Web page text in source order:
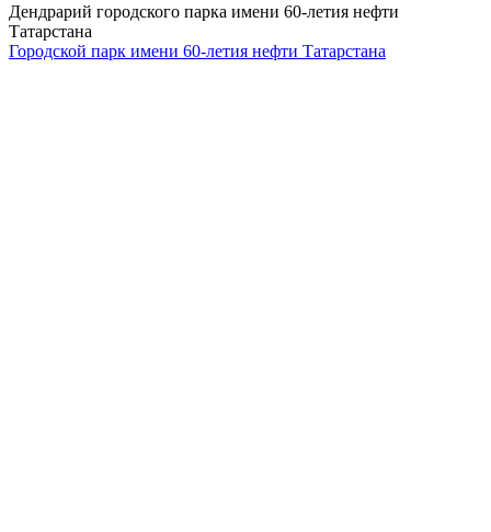
Дендрарий городского парка имени 60-летия нефти
Татарстана
Городской парк имени 60-летия нефти Татарстана